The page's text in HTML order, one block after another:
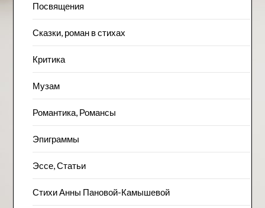
Посвящения
Сказки, роман в стихах
Критика
Музам
Романтика, Романсы
Эпиграммы
Эссе, Статьи
Стихи Анны Пановой-Камышевой